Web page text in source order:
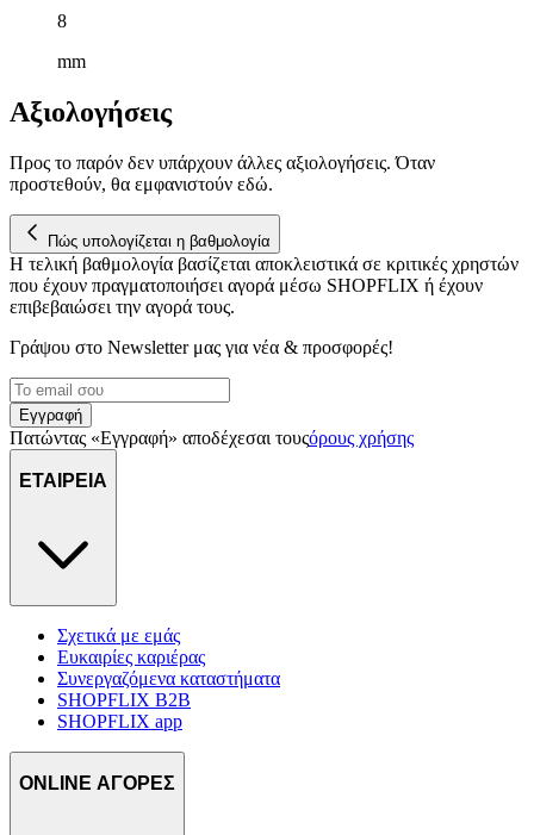
8
mm
Αξιολογήσεις
Προς το παρόν δεν υπάρχουν άλλες αξιολογήσεις. Όταν
προστεθούν, θα εμφανιστούν εδώ.
Πώς υπολογίζεται η βαθμολογία
Η τελική βαθμολογία βασίζεται αποκλειστικά σε κριτικές χρηστών
που έχουν πραγματοποιήσει αγορά μέσω SHOPFLIX ή έχουν
επιβεβαιώσει την αγορά τους.
Γράψου στο Νewsletter μας για νέα & προσφορές!
Εγγραφή
Πατώντας «Εγγραφή» αποδέχεσαι τουςόρους χρήσης
ΕΤΑΙΡΕΙΑ
Σχετικά με εμάς
Ευκαιρίες καριέρας
Συνεργαζόμενα καταστήματα
SHOPFLIX B2B
SHOPFLIX app
ONLINE ΑΓΟΡΕΣ